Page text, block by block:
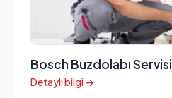
Bosch Buzdolabı Servisi
Detaylı bilgi →